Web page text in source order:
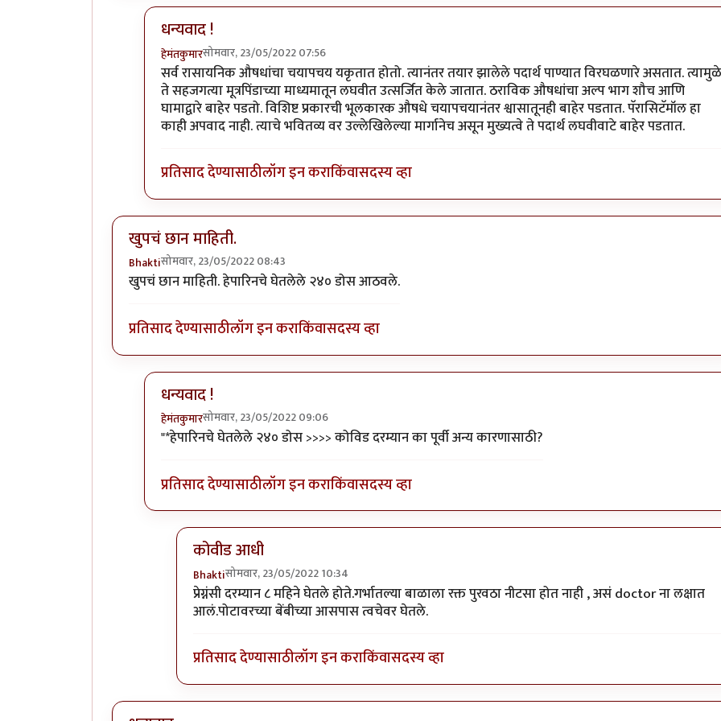
धन्यवाद !
हेमंतकुमारसोमवार, 23/05/2022 07:56
In reply toछान लेखbyनगरी
सर्व रासायनिक औषधांचा चयापचय यकृतात होतो. त्यानंतर तयार झालेले पदार्थ पाण्यात विरघळणारे असतात. त्यामुळे
ते सहजगत्या मूत्रपिंडाच्या माध्यमातून लघवीत उत्सर्जित केले जातात. ठराविक औषधांचा अल्प भाग शौच आणि
घामाद्वारे बाहेर पडतो. विशिष्ट प्रकारची भूलकारक औषधे चयापचयानंतर श्वासातूनही बाहेर पडतात. पॅरासिटॅमॉल हा
काही अपवाद नाही. त्याचे भवितव्य वर उल्लेखिलेल्या मार्गानेच असून मुख्यत्वे ते पदार्थ लघवीवाटे बाहेर पडतात.
प्रतिसाद देण्यासाठीलॉग इन कराकिंवासदस्य व्हा
खुपचं छान माहिती.
Bhaktiसोमवार, 23/05/2022 08:43
खुपचं छान माहिती. हेपारिनचे घेतलेले २४० डोस आठवले.
प्रतिसाद देण्यासाठीलॉग इन कराकिंवासदस्य व्हा
धन्यवाद !
हेमंतकुमारसोमवार, 23/05/2022 09:06
In reply toखुपचं छान माहिती.byBhakti
"*हेपारिनचे घेतलेले २४० डोस >>>> कोविड दरम्यान का पूर्वी अन्य कारणासाठी?
प्रतिसाद देण्यासाठीलॉग इन कराकिंवासदस्य व्हा
कोवीड आधी
Bhaktiसोमवार, 23/05/2022 10:34
In reply toधन्यवाद !byहेमंतकुमार
प्रेग्नंसी दरम्यान ८ महिने घेतले होते.गर्भातल्या बाळाला रक्त पुरवठा नीटसा होत नाही , असं doctor ना लक्षात
आलं.पोटावरच्या बेंबीच्या आसपास त्वचेवर घेतले.
प्रतिसाद देण्यासाठीलॉग इन कराकिंवासदस्य व्हा